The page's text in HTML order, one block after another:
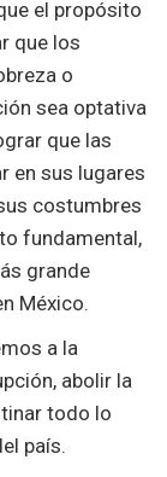
el propósito
que los
o
sea optativa
que las
en sus lugares
costumbres
fundamental,
grande
México.
a la
abolir la
todo lo
país.